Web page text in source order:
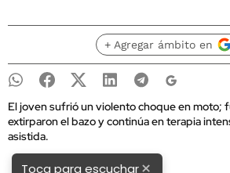
+ Agregar ámbito en
El joven sufrió un violento choque en moto;
extirparon el bazo y continúa en terapia
asistida.
Toca para escuchar